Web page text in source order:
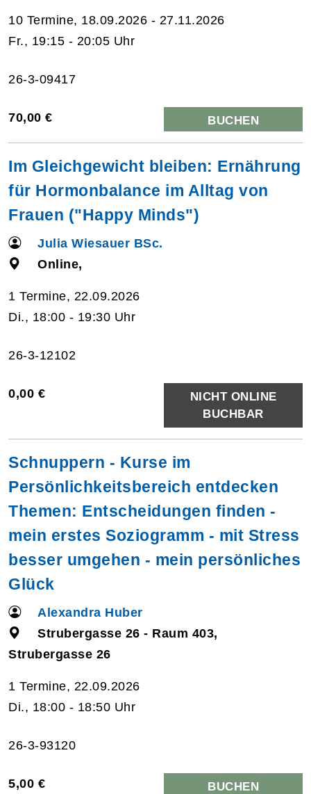
10 Termine, 18.09.2026 - 27.11.2026
Fr., 19:15 - 20:05 Uhr
26-3-09417
70,00 € BUCHEN
Im Gleichgewicht bleiben: Ernährung
für Hormonbalance im Alltag von
Frauen ("Happy Minds")
Julia Wiesauer BSc.
Online,
1 Termine, 22.09.2026
Di., 18:00 - 19:30 Uhr
26-3-12102
0,00 €
NICHT ONLINE
BUCHBAR
Schnuppern - Kurse im
Persönlichkeitsbereich entdecken
Themen: Entscheidungen finden -
mein erstes Soziogramm - mit Stress
besser umgehen - mein persönliches
Glück
Alexandra Huber
Strubergasse 26 - Raum 403,
Strubergasse 26
1 Termine, 22.09.2026
Di., 18:00 - 18:50 Uhr
26-3-93120
5,00 € BUCHEN